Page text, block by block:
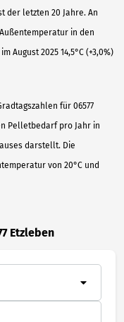
der letzten 20 Jahre. An
in den
August 2025 14,5°C (+3,0%)
für 06577
Pelletbedarf pro Jahr in
darstellt. Die
von 20°C und
Etzleben